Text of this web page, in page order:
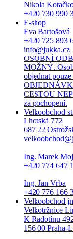
Nikola
+420 730 990
E-shop
Eva Bartošová
+420 725 893
info@jukka.cz
OSOBNÍ
MOŽNÝ.
objednat
CESTOU
za pochopení.
Velkoobchod
Lhotská 772
687 22
Ing. Marek
+420 774 647
Ing. Jan Vrba
+420 776 166
Velkoobchod
Velkotržnice
K Radotínu 492
156 00 Praha-